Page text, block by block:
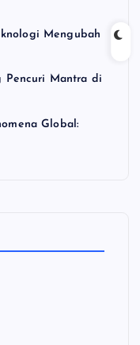
Mengubah
Pencuri Mantra di
Global: